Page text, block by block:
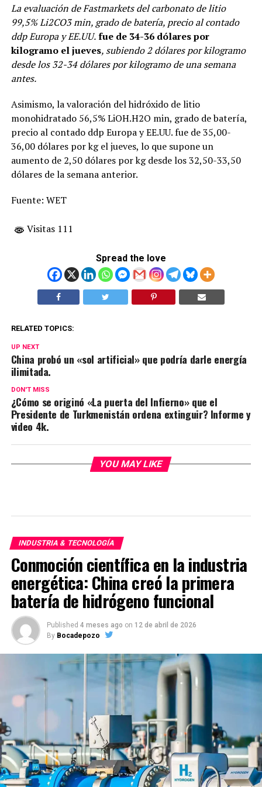
La evaluación de Fastmarkets del carbonato de litio
99,5% Li2CO3 min, grado de batería, precio al contado
ddp Europa y EE.UU.fue de 34-36 dólares por
kilogramo el jueves, subiendo 2 dólares por kilogramo
desde los 32-34 dólares por kilogramo de una semana
antes.
Asimismo, la valoración del hidróxido de litio
monohidratado 56,5% LiOH.H2O min, grado de batería,
precio al contado ddp Europa y EE.UU. fue de 35,00-
36,00 dólares por kg el jueves, lo que supone un
aumento de 2,50 dólares por kg desde los 32,50-33,50
dólares de la semana anterior.
Fuente: WET
Visitas 111
Spread the love
RELATED TOPICS:
UP NEXT
China probó un «sol artificial» que podría darle energía
ilimitada.
DON'T MISS
¿Cómo se originó «La puerta del Infierno» que el
Presidente de Turkmenistán ordena extinguir? Informe y
video 4k.
YOU MAY LIKE
INDUSTRIA & TECNOLOGÍA
Conmoción científica en la industria
energética: China creó la primera
batería de hidrógeno funcional
Published 4 meses ago on 12 de abril de 2026
By Bocadepozo